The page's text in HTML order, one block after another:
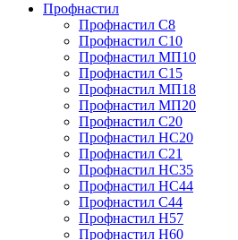
Профнастил
Профнастил C8
Профнастил С10
Профнастил МП10
Профнастил С15
Профнастил МП18
Профнастил МП20
Профнастил С20
Профнастил НС20
Профнастил С21
Профнастил НС35
Профнастил НС44
Профнастил С44
Профнастил Н57
Профнастил Н60